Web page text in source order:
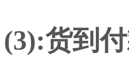
(3):货到